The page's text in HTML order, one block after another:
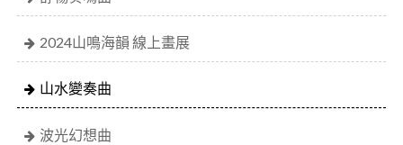
2024山鳴海韻 線上畫展
山水變奏曲
波光幻想曲